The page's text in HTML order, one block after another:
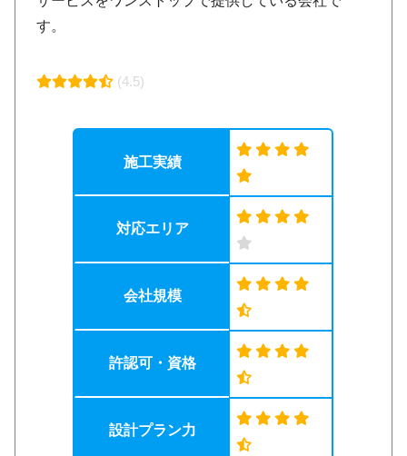
す。
(4.5)
施工実績
対応エリア
会社規模
許認可・資格
設計プラン力